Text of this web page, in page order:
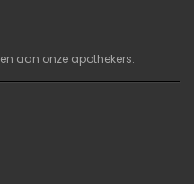
aan onze apothekers.